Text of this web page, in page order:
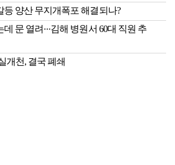
등 양산 무지개폭포 해결되나?
문 열려···김해 병원서 60대 직원 추
개천, 결국 폐쇄